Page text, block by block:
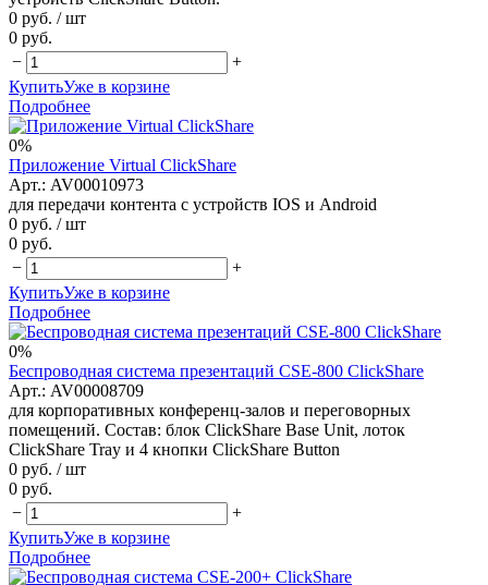
0 руб. / шт
0 руб.
−
+
КупитьУже в корзине
Подробнее
0%
Приложение Virtual ClickShare
Арт.: AV00010973
для передачи контента с устройств IOS и Android
0 руб. / шт
0 руб.
−
+
КупитьУже в корзине
Подробнее
0%
Беспроводная система презентаций CSE-800 ClickShare
Арт.: AV00008709
для корпоративных конференц-залов и переговорных
помещений. Состав: блок ClickShare Base Unit, лоток
ClickShare Tray и 4 кнопки ClickShare Button
0 руб. / шт
0 руб.
−
+
КупитьУже в корзине
Подробнее